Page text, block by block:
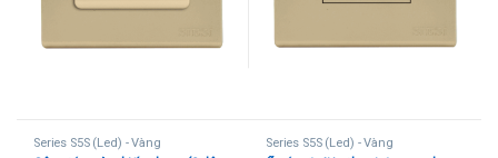
Series S5S (Led) - Vàng Series S5S (Led) - Vàng